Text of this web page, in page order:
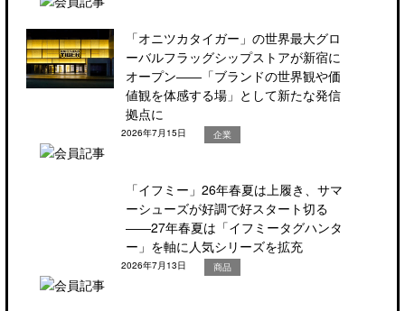
「オニツカタイガー」の世界最大グロ
ーバルフラッグシップストアが新宿に
オープン――「ブランドの世界観や価
値観を体感する場」として新たな発信
拠点に
2026年7月15日 企業
「イフミー」26年春夏は上履き、サマ
ーシューズが好調で好スタート切る
――27年春夏は「イフミータグハンタ
ー」を軸に人気シリーズを拡充
2026年7月13日 商品